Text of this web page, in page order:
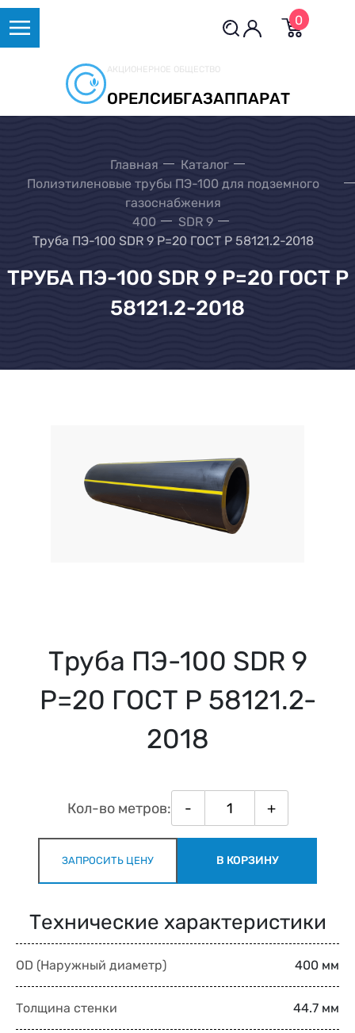
0
АКЦИОНЕРНОЕ ОБЩЕСТВО
ОРЕЛСИБГАЗАППАРАТ
Главная
Каталог
Полиэтиленовые трубы ПЭ-100 для подземного
газоснабжения
400
SDR 9
Труба ПЭ-100 SDR 9 Р=20 ГОСТ Р 58121.2-2018
ТРУБА ПЭ-100 SDR 9 Р=20 ГОСТ Р
58121.2-2018
Труба ПЭ-100 SDR 9
Р=20 ГОСТ Р 58121.2-
2018
Кол-во метров: - +
ЗАПРОСИТЬ ЦЕНУ В КОРЗИНУ
Технические характеристики
OD (Наружный диаметр) 400 мм
Толщина стенки 44.7 мм